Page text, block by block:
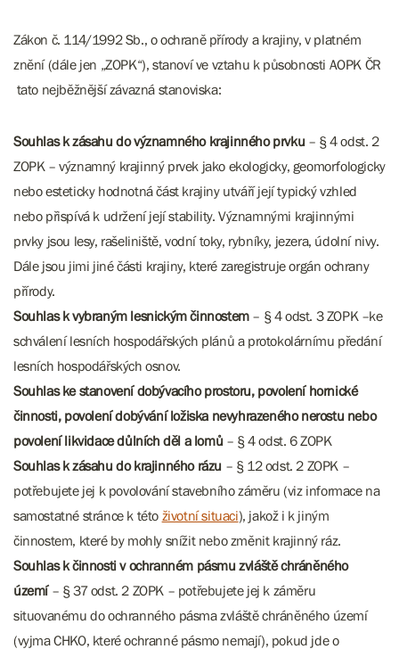
Zákon č. 114/1992 Sb., o ochraně přírody a krajiny, v platném
znění (dále jen „ZOPK“), stanoví ve vztahu k působnosti AOPK ČR
tato nejběžnější závazná stanoviska:
Souhlas k zásahu do významného krajinného prvku – § 4 odst. 2
ZOPK – významný krajinný prvek jako ekologicky, geomorfologicky
nebo esteticky hodnotná část krajiny utváří její typický vzhled
nebo přispívá k udržení její stability. Významnými krajinnými
prvky jsou lesy, rašeliniště, vodní toky, rybníky, jezera, údolní nivy.
Dále jsou jimi jiné části krajiny, které zaregistruje orgán ochrany
přírody.
Souhlas k vybraným lesnickým činnostem– § 4 odst. 3 ZOPK –ke
schválení lesních hospodářských plánů a protokolárnímu předání
lesních hospodářských osnov.
Souhlas ke stanovení dobývacího prostoru, povolení hornické
činnosti, povolení dobývání ložiska nevyhrazeného nerostu nebo
povolení likvidace důlních děl a lomů – § 4 odst. 6 ZOPK
Souhlas k zásahu do krajinného rázu – § 12 odst. 2 ZOPK –
potřebujete jej k povolování stavebního záměru (viz informace na
samostatné stránce k této životní situaci), jakož i k jiným
činnostem, které by mohly snížit nebo změnit krajinný ráz.
Souhlas k činnosti v ochranném pásmu zvláště chráněného
území – § 37 odst. 2 ZOPK – potřebujete jej k záměru
situovanému do ochranného pásma zvláště chráněného území
(vyjma CHKO, které ochranné pásmo nemají), pokud jde o